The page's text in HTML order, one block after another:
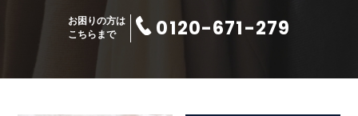
お困りの方は
こちらまで
0120-671-279